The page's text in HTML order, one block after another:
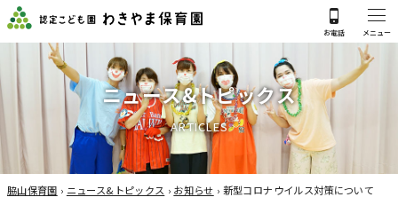
ニュース&トピックス
ARTICLES
脇山保育園 › ニュース&トピックス › お知らせ › 新型コロナウイルス対策について